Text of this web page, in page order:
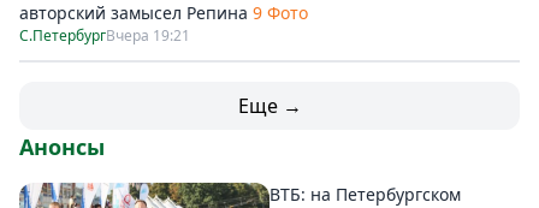
авторский замысел Репина 9 Фото
С.ПетербургВчера 19:21
Еще →
Анонсы
ВТБ: на Петербургском